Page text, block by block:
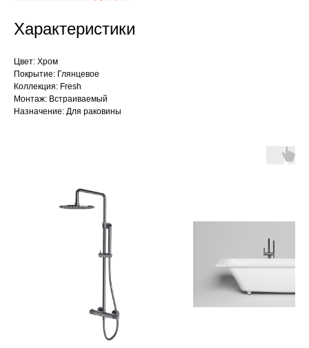
Характеристики
Цвет: Хром
Покрытие: Глянцевое
Коллекция: Fresh
Монтаж: Встраиваемый
Назначение: Для раковины